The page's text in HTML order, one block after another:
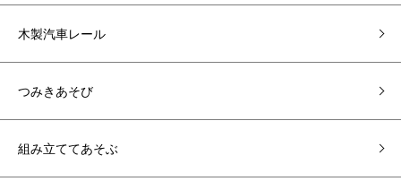
木製汽車レール
つみきあそび
組み立ててあそぶ